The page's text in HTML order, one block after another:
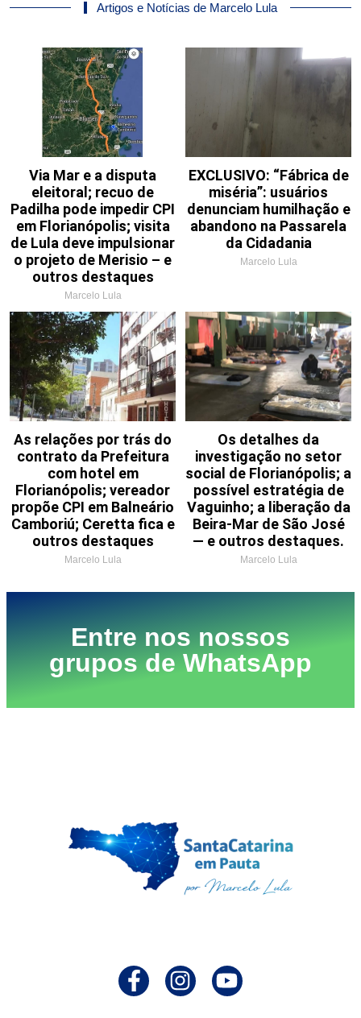
Artigos e Notícias de Marcelo Lula
Via Mar e a disputa
eleitoral; recuo de
Padilha pode impedir CPI
em Florianópolis; visita
de Lula deve impulsionar
o projeto de Merisio – e
outros destaques
Marcelo Lula
EXCLUSIVO: “Fábrica de
miséria”: usuários
denunciam humilhação e
abandono na Passarela
da Cidadania
Marcelo Lula
As relações por trás do
contrato da Prefeitura
com hotel em
Florianópolis; vereador
propõe CPI em Balneário
Camboriú; Ceretta fica e
outros destaques
Marcelo Lula
Os detalhes da
investigação no setor
social de Florianópolis; a
possível estratégia de
Vaguinho; a liberação da
Beira-Mar de São José
— e outros destaques.
Marcelo Lula
Entre nos nossos
grupos de WhatsApp